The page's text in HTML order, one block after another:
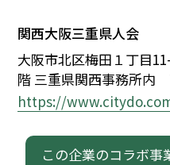
関西大阪三重県人会
大阪市北区梅田 １ 丁目11-
階 三重県関西事務所内
https://
この企業のコラボ事